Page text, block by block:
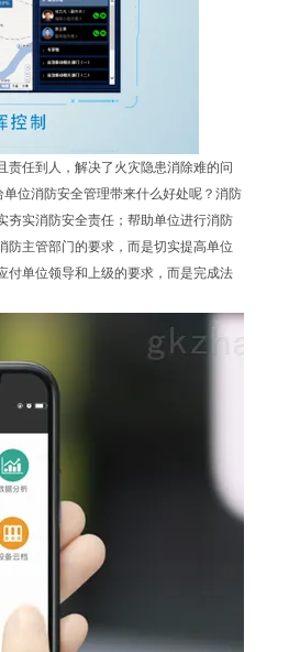
任到人，解决了火灾隐患消除难的问
位消防安全管理带来什么好处呢？消防
夯实消防安全责任；帮助单位进行消防
防主管部门的要求，而是切实提高单位
付单位领导和上级的要求，而是完成法